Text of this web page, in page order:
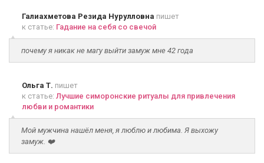
Галиахметова Резида Нурулловна пишет
к статье: Гадание на себя со свечой
почему я никак не магу выйти замуж мне 42 года
Ольга Т. пишет
к статье: Лучшие симоронские ритуалы для привлечения
любви и романтики
Мой мужчина нашёл меня, я люблю и любима. Я выхожу
замуж. ❤️